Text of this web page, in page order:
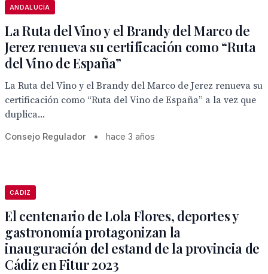
ANDALUCÍA
La Ruta del Vino y el Brandy del Marco de
Jerez renueva su certificación como “Ruta
del Vino de España”
La Ruta del Vino y el Brandy del Marco de Jerez renueva su
certificación como “Ruta del Vino de España” a la vez que
duplica...
Consejo Regulador • hace 3 años
CÁDIZ
El centenario de Lola Flores, deportes y
gastronomía protagonizan la
inauguración del estand de la provincia de
Cádiz en Fitur 2023